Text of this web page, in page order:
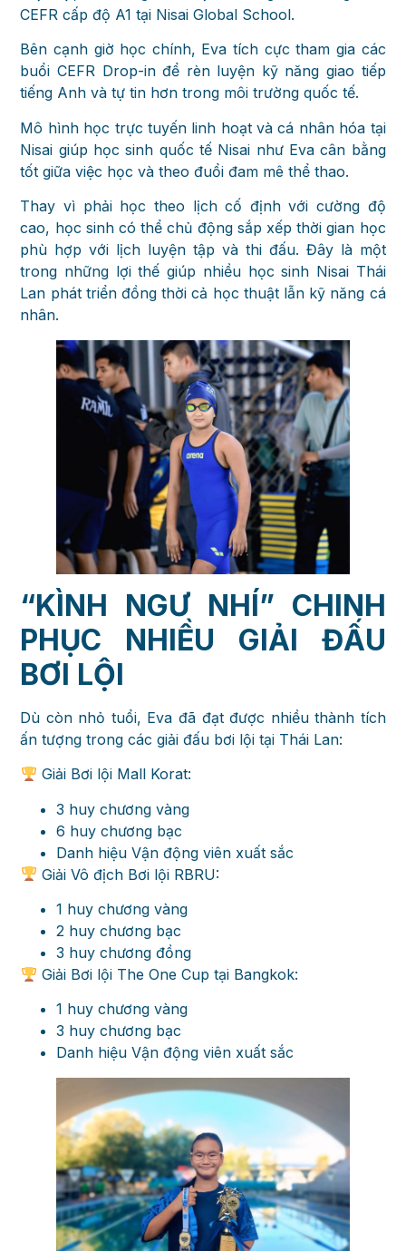
CEFR cấp độ A1 tại Nisai Global School.
Bên cạnh giờ học chính, Eva tích cực tham gia các
buổi CEFR Drop-in để rèn luyện kỹ năng giao tiếp
tiếng Anh và tự tin hơn trong môi trường quốc tế.
Mô hình học trực tuyến linh hoạt và cá nhân hóa tại
Nisai giúp học sinh quốc tế Nisai như Eva cân bằng
tốt giữa việc học và theo đuổi đam mê thể thao.
Thay vì phải học theo lịch cố định với cường độ
cao, học sinh có thể chủ động sắp xếp thời gian học
phù hợp với lịch luyện tập và thi đấu. Đây là một
trong những lợi thế giúp nhiều học sinh Nisai Thái
Lan phát triển đồng thời cả học thuật lẫn kỹ năng cá
nhân.
“KÌNH NGƯ NHÍ” CHINH
PHỤC NHIỀU GIẢI ĐẤU
BƠI LỘI
Dù còn nhỏ tuổi, Eva đã đạt được nhiều thành tích
ấn tượng trong các giải đấu bơi lội tại Thái Lan:
Giải Bơi lội Mall Korat:
3 huy chương vàng
6 huy chương bạc
Danh hiệu Vận động viên xuất sắc
Giải Vô địch Bơi lội RBRU:
1 huy chương vàng
2 huy chương bạc
3 huy chương đồng
Giải Bơi lội The One Cup tại Bangkok:
1 huy chương vàng
3 huy chương bạc
Danh hiệu Vận động viên xuất sắc